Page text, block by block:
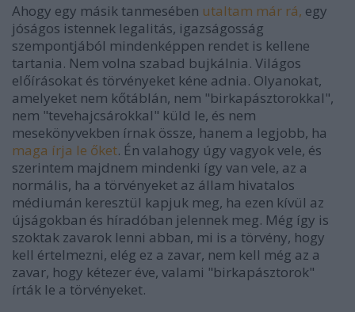
Ahogy egy másik tanmesében utaltam már rá, egy
jóságos istennek legalitás, igazságosság
szempontjából mindenképpen rendet is kellene
tartania. Nem volna szabad bujkálnia. Világos
előírásokat és törvényeket kéne adnia. Olyanokat,
amelyeket nem kőtáblán, nem "birkapásztorokkal",
nem "tevehajcsárokkal" küld le, és nem
mesekönyvekben írnak össze, hanem a legjobb, ha
maga írja le őket. Én valahogy úgy vagyok vele, és
szerintem majdnem mindenki így van vele, az a
normális, ha a törvényeket az állam hivatalos
médiumán keresztül kapjuk meg, ha ezen kívül az
újságokban és híradóban jelennek meg. Még így is
szoktak zavarok lenni abban, mi is a törvény, hogy
kell értelmezni, elég ez a zavar, nem kell még az a
zavar, hogy kétezer éve, valami "birkapásztorok"
írták le a törvényeket.